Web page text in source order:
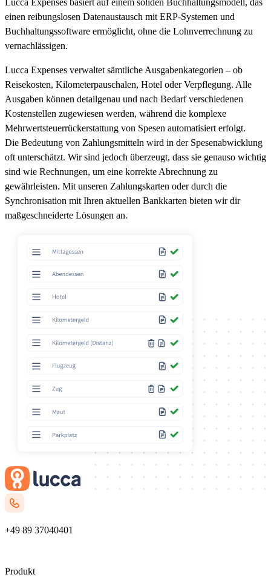
Lucca Expenses basiert auf einem soliden Buchhaltungsmodell, das
einen reibungslosen Datenaustausch mit ERP-Systemen und
Buchhaltungssoftware ermöglicht, ohne die Lohnverrechnung zu
vernachlässigen.
Lucca Expenses verwaltet sämtliche Ausgabenkategorien – ob
Reisekosten, Kilometerpauschalen, Hotel oder Verpflegung. Alle
Ausgaben können detailgenau und nach Bedarf verschiedenen
Kostenstellen zugewiesen werden, während die komplexe
Mehrwertsteuerrückerstattung von Spesen automatisiert erfolgt.
Die Bedeutung von Zahlungsmitteln wird in der Spesenabwicklung
oft unterschätzt. Wir sind jedoch überzeugt, dass sie genauso wichtig
sind wie Rechnungen, um eine korrekte Abrechnung zu
gewährleisten. Mit unseren Zahlungskarten oder durch die
Synchronisation mit Ihren aktuellen Bankkarten bieten wir dir
maßgeschneiderte Lösungen an.
+49 89 37040401
Produkt